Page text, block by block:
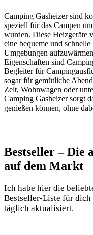
Camping Gasheizer sind
speziell für das Campen
wurden. Diese Heizgeräte
eine bequeme und
Umgebungen
Eigenschaften sind
Begleiter für
sogar für gemütliche
Zelt, Wohnwagen oder
Camping Gasheizer sorgt
genießen können, ohne
Bestseller – Die
auf dem Markt
Ich habe hier die
Bestseller-Liste für dich
täglich aktualisiert.